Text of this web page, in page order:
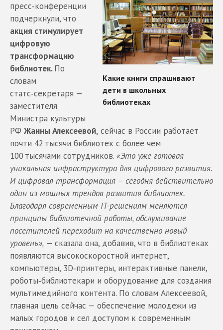
пресс‑конференции
подчеркнули, что
акция стимулирует
цифровую
трансформацию
библиотек.По
словам
статс‑секретаря —
заместителя
Министра культуры
РФ Жанны Алексеевой, сейчас в России работает
почти 42 тысячи библиотек с более чем
100 тысячами сотрудников. «Это уже готовая
уникальная инфраструктура для цифрового развития.
И цифровая трансформация – сегодня действительно
один из мощных трендов развития библиотек.
Благодаря современным IT-решениям меняются
принципы библиотечной работы, обслуживание
посетителей переходит на качественно новый
уровень», — сказала она, добавив, что в библиотеках
появляются высокоскоростной интернет,
компьютеры, 3D‑принтеры, интерактивные панели,
роботы‑библиотекари и оборудование для создания
мультимедийного контента. По словам Алексеевой,
главная цель сейчас — обеспечение молодежи из
малых городов и сел доступом к современным